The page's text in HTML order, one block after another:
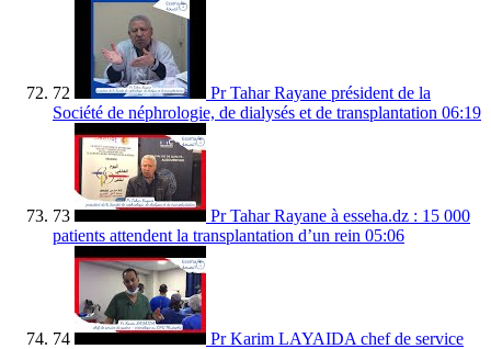
72
Pr Tahar Rayane président de la
Société de néphrologie, de dialysés et de transplantation 06:19
73
Pr Tahar Rayane à esseha.dz : 15 000
patients attendent la transplantation d’un rein 05:06
74
Pr Karim LAYAIDA chef de service